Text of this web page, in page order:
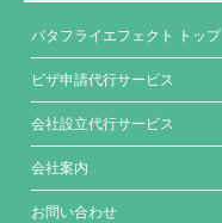
バタフライエフェクト トップ
ビザ申請代行サービス
会社設立代行サービス
会社案内
お問い合わせ